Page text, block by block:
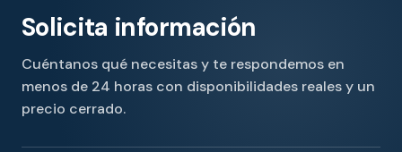
Solicita información
Cuéntanos qué necesitas y te respondemos en
menos de 24 horas con disponibilidades reales y un
precio cerrado.